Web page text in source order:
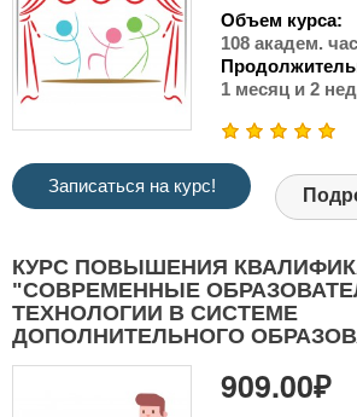
Объем курса:
108 академ.
1 месяц и 2
Записаться на курс!
КУРС ПОВЫШЕНИЯ
"СОВРЕМЕННЫЕ
ТЕХНОЛОГИИ В СИСТЕМЕ
ДОПОЛНИТЕЛЬНОГО
909.00₽